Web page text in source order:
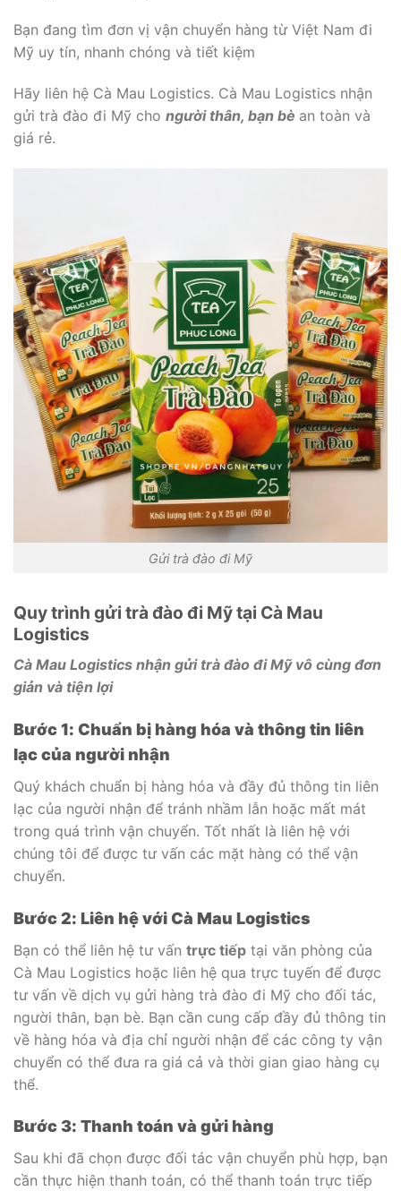
Bạn đang tìm đơn vị vận chuyển hàng từ Việt Nam đi
Mỹ uy tín, nhanh chóng và tiết kiệm
Hãy liên hệ Cà Mau Logistics. Cà Mau Logistics nhận
gửi trà đào đi Mỹ cho người thân, bạn bè an toàn và
giá rẻ.
Gửi trà đào đi Mỹ
Quy trình gửi trà đào đi Mỹ tại Cà Mau
Logistics
Cà Mau Logistics nhận gửi trà đào đi Mỹ vô cùng đơn
giản và tiện lợi
Bước 1: Chuẩn bị hàng hóa và thông tin liên
lạc của người nhận
Quý khách chuẩn bị hàng hóa và đầy đủ thông tin liên
lạc của người nhận để tránh nhầm lẫn hoặc mất mát
trong quá trình vận chuyển. Tốt nhất là liên hệ với
chúng tôi để được tư vấn các mặt hàng có thể vận
chuyển.
Bước 2: Liên hệ với Cà Mau Logistics
Bạn có thể liên hệ tư vấn trực tiếp tại văn phòng của
Cà Mau Logistics hoặc liên hệ qua trực tuyến để được
tư vấn về dịch vụ gửi hàng trà đào đi Mỹ cho đối tác,
người thân, bạn bè. Bạn cần cung cấp đầy đủ thông tin
về hàng hóa và địa chỉ người nhận để các công ty vận
chuyển có thể đưa ra giá cả và thời gian giao hàng cụ
thể.
Bước 3: Thanh toán và gửi hàng
Sau khi đã chọn được đối tác vận chuyển phù hợp, bạn
cần thực hiện thanh toán, có thể thanh toán trực tiếp